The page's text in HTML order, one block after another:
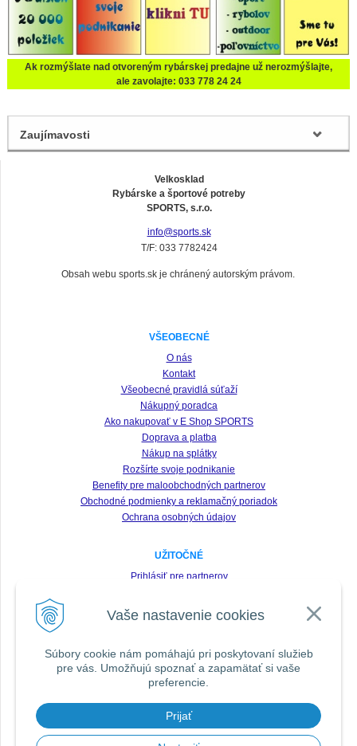
Vaše nastavenie cookies
Súbory cookie nám pomáhajú pri poskytovaní služieb
pre vás. Umožňujú spoznať a zapamätať si vaše
preferencie.
Prijať
Ak rozmýšlate nad otvoreným rybárskej predajne už nerozmýšlajte,
ale zavolajte: 033 778 24 24
Zaujímavosti
Velkosklad
Rybárske a športové potreby
SPORTS, s.r.o.
info@sports.sk
T/F: 033 7782424
Obsah webu sports.sk je chránený autorským právom.
VŠEOBECNÉ
O nás
Kontakt
Všeobecné pravidlá súťaží
Nákupný poradca
Ako nakupovať v E Shop SPORTS
Doprava a platba
Nákup na splátky
Rozšírte svoje podnikanie
Benefity pre maloobchodných partnerov
Obchodné podmienky a reklamačný poriadok
Ochrana osobných údajov
UŽITOČNÉ
Prihlásiť pre partnerov
Zabudnuté heslo
SLEDUJTE NÁS VŠADE
DOPORUČIŤ ZNÁMEMU